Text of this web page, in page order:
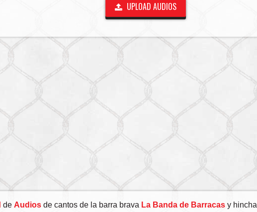
UPLOAD AUDIOS
de Audios de cantos de la barra brava La Banda de Barracas y